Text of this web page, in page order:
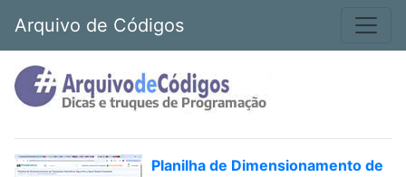
Arquivo de Códigos
Planilha de Dimensionamento de